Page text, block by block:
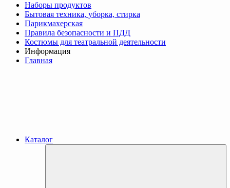
Наборы продуктов
Бытовая техника, уборка, стирка
Парикмахерская
Правила безопасности и ПДД
Костюмы для театральной деятельности
Информация
Главная
Каталог